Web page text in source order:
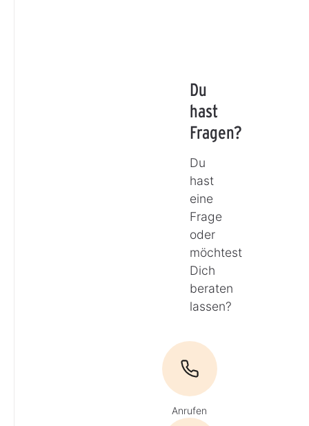
Du
hast
Fragen?
Du
hast
eine
Frage
oder
möchtest
Dich
beraten
lassen?
Anrufen